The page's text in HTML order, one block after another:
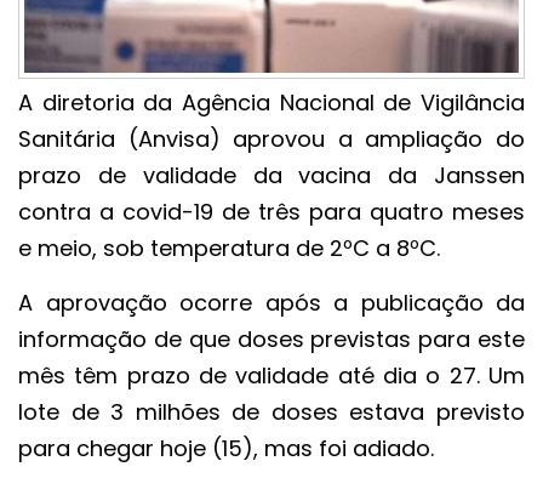
A diretoria da Agência Nacional de Vigilância
Sanitária (Anvisa) aprovou a ampliação do
prazo de validade da vacina da Janssen
contra a covid-19 de três para quatro meses
e meio, sob temperatura de 2ºC a 8ºC.
A aprovação ocorre após a publicação da
informação de que doses previstas para este
mês têm prazo de validade até dia o 27. Um
lote de 3 milhões de doses estava previsto
para chegar hoje (15), mas foi adiado.